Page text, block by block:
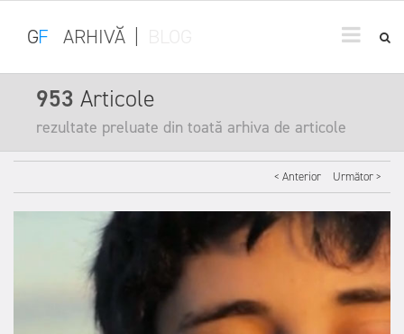
GF ARHIVĂ
953 Articole
rezultate preluate din toată arhiva de articole
< Anterior Următor >